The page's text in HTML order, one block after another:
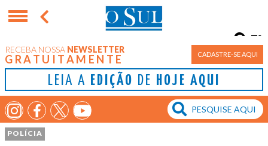
RECEBA NOSSA NEWSLETTER
GRATUITAMENTE CADASTRE-SE AQUI
LEIA A EDIÇÃO DE HOJE AQUI
Porto Alegre
7°
POLÍCIA